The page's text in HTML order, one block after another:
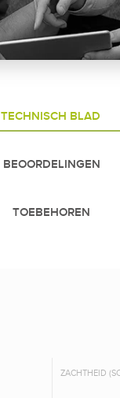
TECHNISCH BLAD
BEOORDELINGEN
TOEBEHOREN
ZACHTHEID